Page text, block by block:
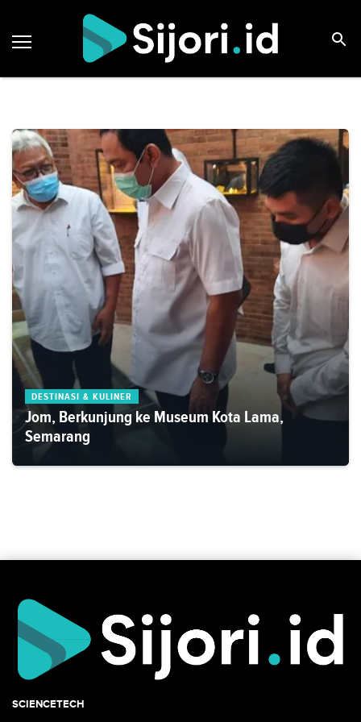
DESTINASI & KULINER
Jom, Berkunjung ke Museum Kota Lama,
Semarang
SCIENCETECH